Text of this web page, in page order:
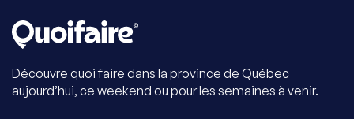
Découvre quoi faire dans la province de Québec
aujourd’hui, ce weekend ou pour les semaines à venir.